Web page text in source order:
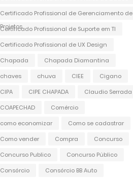
Certificado Profissional de Gerenciamento de
Projetos
Certificado Profissional de Suporte em TI
Certificado Profissional de UX Design
Chapada
Chapada Diamantina
chaves
chuva CIEE
Cigano
CIPA
CIPE CHAPADA
Claudio Serrada
COAPECHAD
Comércio
como economizar
Como se cadastrar
Como vender
Compra
Concurso
Concurso Publico
Concurso Público
Consórcio
Consórcio BB Auto